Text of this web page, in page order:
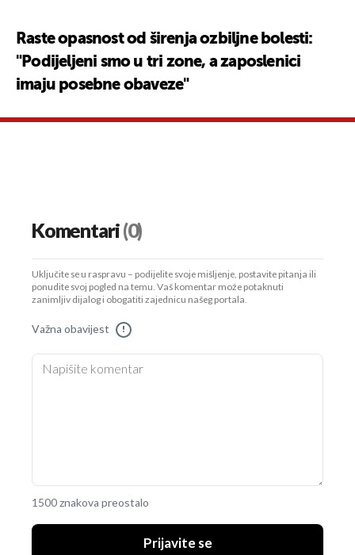
Raste opasnost od širenja ozbiljne bolesti:
"Podijeljeni smo u tri zone, a zaposlenici
imaju posebne obaveze"
Komentari(0)
Uključite se u raspravu – podijelite svoje mišljenje, postavite pitanja ili
ponudite svoj pogled na temu. Vaš komentar može potaknuti
zanimljiv dijalog i obogatiti zajednicu našeg portala.
Važna obavijest !
1500 znakova preostalo
Prijavite se